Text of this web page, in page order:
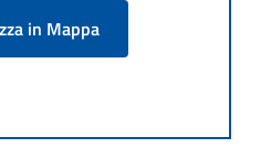
in Mappa